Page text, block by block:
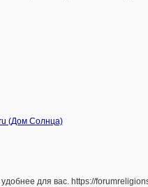
для вас. https://